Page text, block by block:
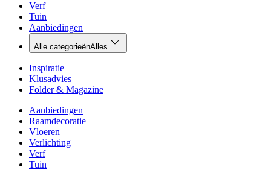
Verf
Tuin
Aanbiedingen
Alle categorieënAlles
Inspiratie
Klusadvies
Folder & Magazine
Aanbiedingen
Raamdecoratie
Vloeren
Verlichting
Verf
Tuin